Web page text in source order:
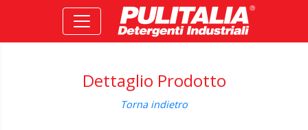
Dettaglio Prodotto
Torna indietro